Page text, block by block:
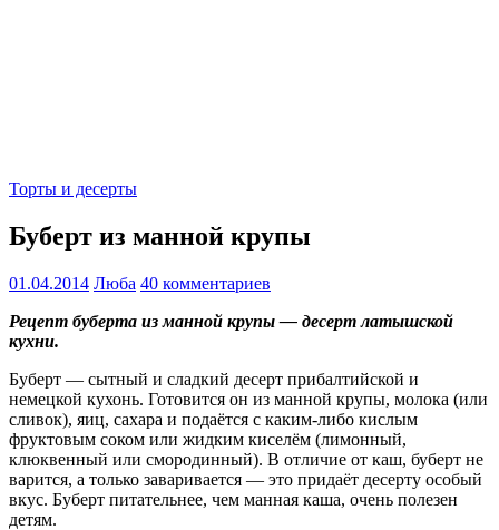
Торты и десерты
Буберт из манной крупы
01.04.2014 Люба 40 комментариев
Рецепт буберта из манной крупы — десерт латышской
кухни.
Буберт — сытный и сладкий десерт прибалтийской и
немецкой кухонь. Готовится он из манной крупы, молока (или
сливок), яиц, сахара и подаётся с каким-либо кислым
фруктовым соком или жидким киселём (лимонный,
клюквенный или смородинный). В отличие от каш, буберт не
варится, а только заваривается — это придаёт десерту особый
вкус. Буберт питательнее, чем манная каша, очень полезен
детям.